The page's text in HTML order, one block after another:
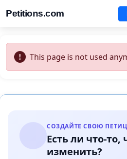
Petitions.com
This page is not used
СОЗДАЙТЕ СВОЮ
Есть ли что-то,
изменить?